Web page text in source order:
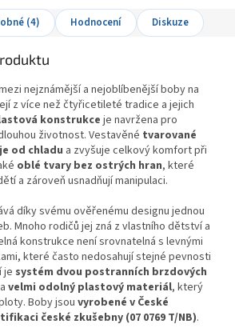
(4) Hodnocení Diskuze
nejznámější a nejoblíbenější boby na
z více než čtyřicetileté tradice a jejich
konstrukce je navržena pro
životnost. Vestavěné tvarované
od chladu a zvyšuje celkový komfort při
oblé tvary bez ostrých hran, které
a zároveň usnadňují manipulaci.
díky svému ověřenému designu jednou
Mnoho rodičů jej zná z vlastního dětství a
konstrukce není srovnatelná s levnými
které často nedosahují stejné pevnosti
je systém dvou postranních brzdových
a velmi odolný plastový materiál, který
Boby jsou vyrobené v České
české zkušebny (07 0769 T/NB).